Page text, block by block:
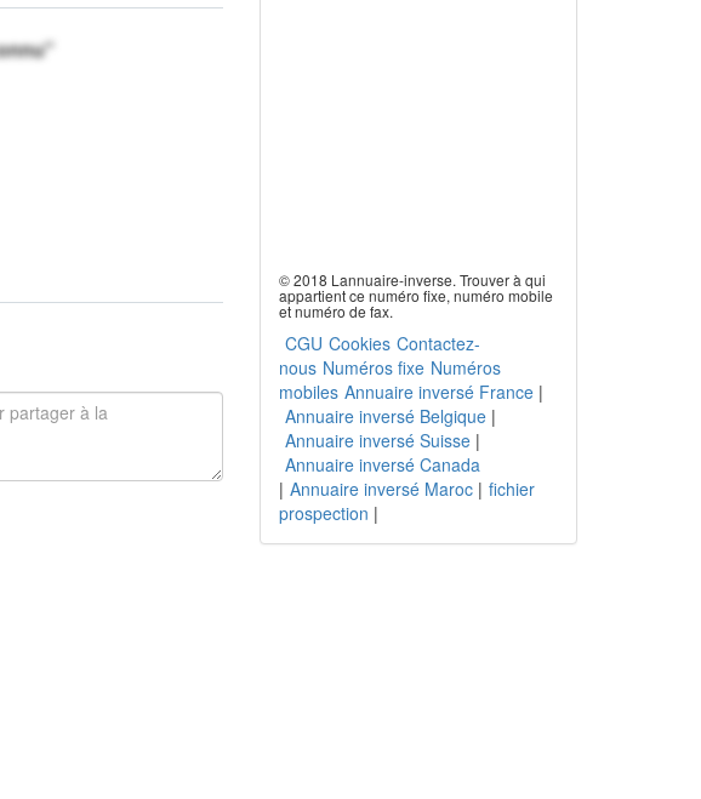
© 2018 Lannuaire-inverse. Trouver à qui
appartient ce numéro fixe, numéro mobile
et numéro de fax.
CGU Cookies Contactez-
nous Numéros fixe Numéros
mobiles Annuaire inversé France|
Annuaire inversé Belgique|
Annuaire inversé Suisse|
Annuaire inversé Canada
| Annuaire inversé Maroc| fichier
prospection |